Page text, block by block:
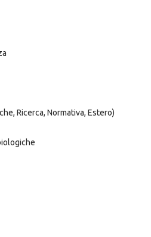
Ricerca, Normativa, Estero)